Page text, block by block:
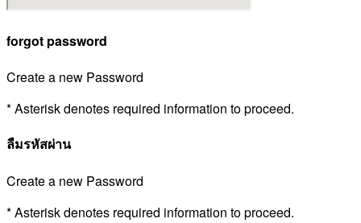
forgot password
Create a new Password
* Asterisk denotes required information to proceed.
ลืมรหัสผ่าน
Create a new Password
* Asterisk denotes required information to proceed.